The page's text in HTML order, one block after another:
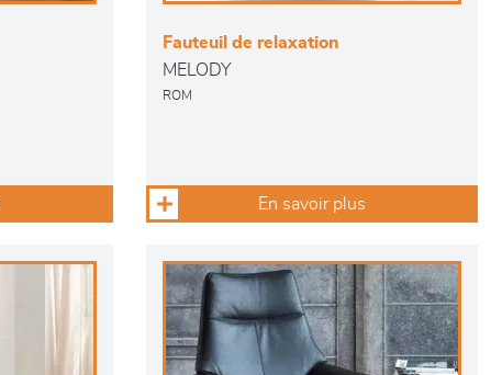
Fauteuil de relaxation
MELODY
ROM
En savoir plus